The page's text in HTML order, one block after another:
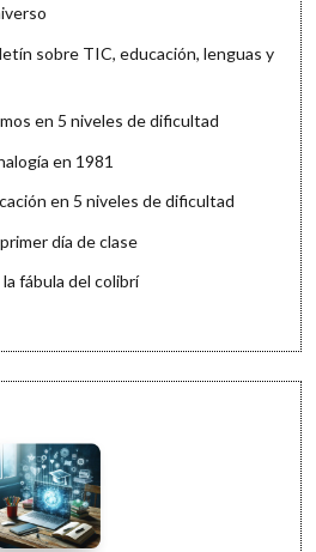
sobre TIC, educación, lenguas y
en 5 niveles de dificultad
en 1981
en 5 niveles de dificultad
día de clase
fábula del colibrí